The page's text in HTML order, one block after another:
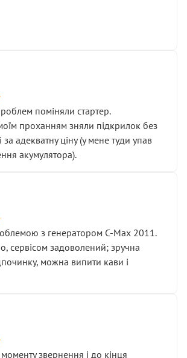
поміняли стартер.
проханням зняли підкрилок без
за адекватну ціну (у мене туди упав
акумулятора).
з генератором C-Max 2011.
сервісом задоволений; зручна
можна випити кави і
звернення і до кінця